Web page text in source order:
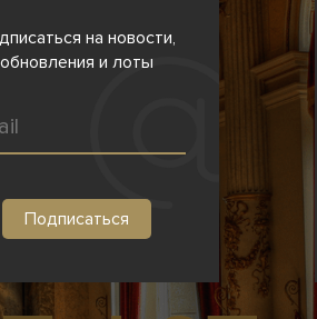
на новости,
обновления и лоты